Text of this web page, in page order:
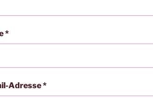
*
Adresse*